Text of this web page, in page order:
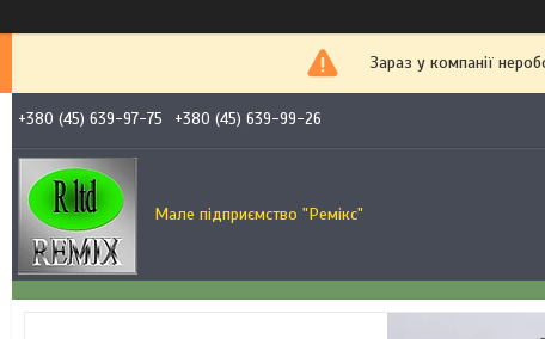
Зараз у компанії
+380 (45) 639-97-75 +380 (45) 639-99-26
Мале підприємство "Ремікс"